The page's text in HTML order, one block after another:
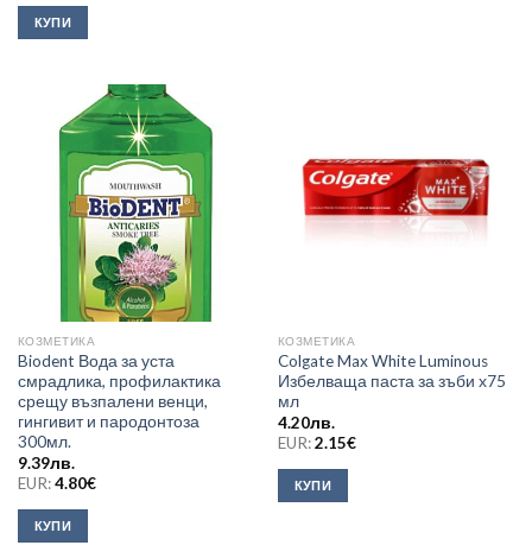
КУПИ
КОЗМЕТИКА
Biodent Вода за уста
смрадлика, профилактика
срещу възпалени венци,
гингивит и пародонтоза
300мл.
9.39лв.
EUR:4.80€
КУПИ
КОЗМЕТИКА
Colgate Max White Luminous
Избелваща паста за зъби х75
мл
4.20лв.
EUR:2.15€
КУПИ